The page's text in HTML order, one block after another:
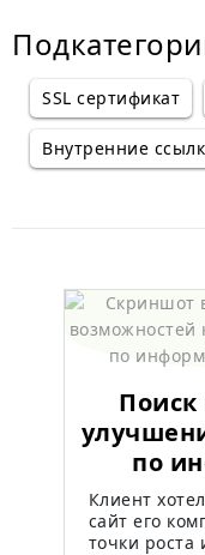
SSL сертификат
Внутренние
по
Клиент
сайт его
точки роста